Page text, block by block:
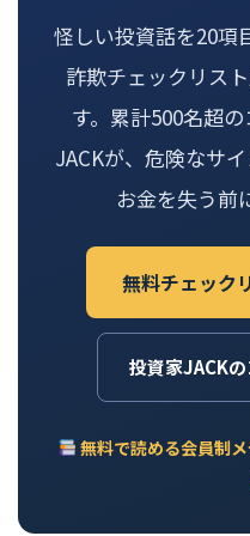
怪しい投資話を20項
詐欺チェックリス
す。累計500名超
JACKが、危険なサ
お金を失う前
無料チェック
投資家JACK
無料で読める会員制